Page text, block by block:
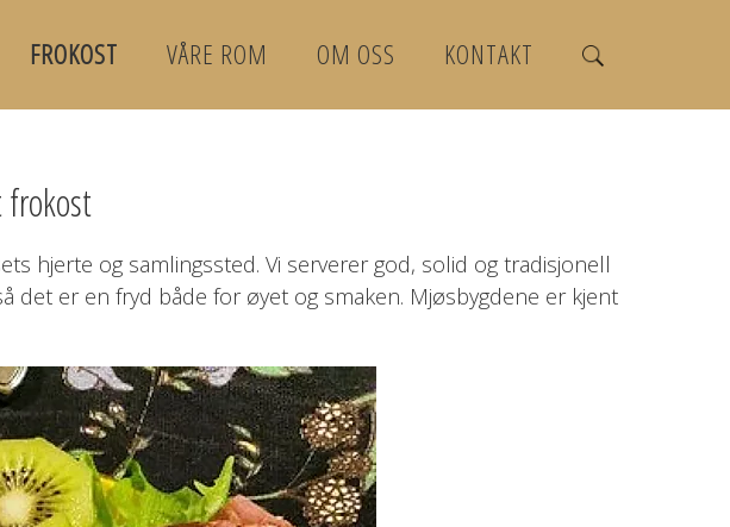
FROKOST VÅRE ROM OM OSS KONTAKT
hjerte og samlingssted. Vi serverer god, solid og tradisjonell
er en fryd både for øyet og smaken. Mjøsbygdene er kjent